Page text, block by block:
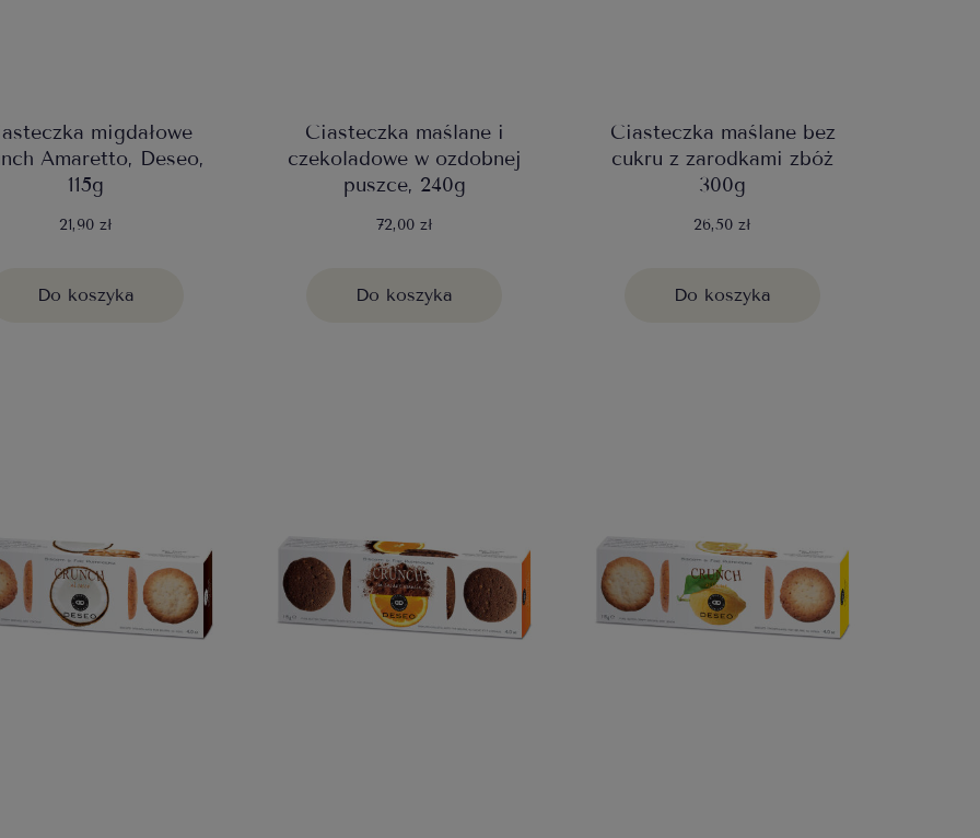
migdałowe
Amaretto, Deseo,
115g
21,90 zł
Do koszyka
Ciasteczka maślane i
czekoladowe w ozdobnej
puszce, 240g
72,00 zł
Do koszyka
Ciasteczka maślane bez
cukru z zarodkami zbóż
300g
26,50 zł
Do koszyka